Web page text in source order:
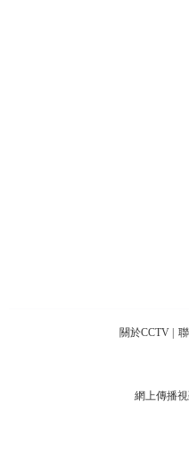
關於CCTV |
網上傳播